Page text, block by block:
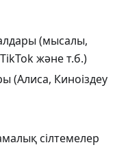
(мысалы,
және т.б.)
(Алиса, Киноіздеу
сілтемелер